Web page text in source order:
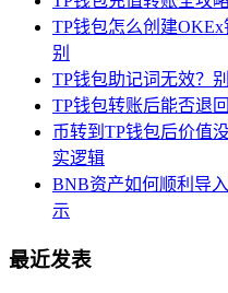
TP钱包怎么创建
别
TP钱包助记词无效？
TP钱包转账后能否退
币转到TP钱包后价值
实逻辑
BNB资产如何顺利导
示
最近发表